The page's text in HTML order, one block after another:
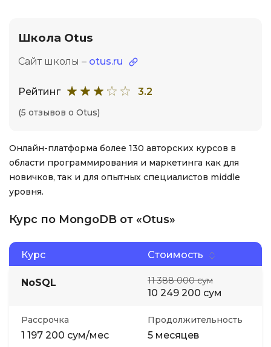
Школа Otus
Сайт школы – otus.ru
Рейтинг 3.2
(5 отзывов о Otus)
Онлайн-платформа более 130 авторских курсов в
области программирования и маркетинга как для
новичков, так и для опытных специалистов middle
уровня.
Курс по MongoDB от «Otus»
Курс Стоимость
NoSQL 11 388 000 сум
10 249 200 сум
Рассрочка
1 197 200 сум/мес
Продолжительность
5 месяцев